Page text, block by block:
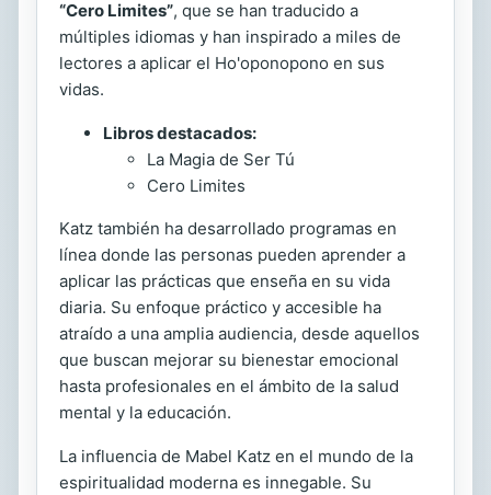
“Cero Limites”, que se han traducido a
múltiples idiomas y han inspirado a miles de
lectores a aplicar el Ho'oponopono en sus
vidas.
Libros destacados:
La Magia de Ser Tú
Cero Limites
Katz también ha desarrollado programas en
línea donde las personas pueden aprender a
aplicar las prácticas que enseña en su vida
diaria. Su enfoque práctico y accesible ha
atraído a una amplia audiencia, desde aquellos
que buscan mejorar su bienestar emocional
hasta profesionales en el ámbito de la salud
mental y la educación.
La influencia de Mabel Katz en el mundo de la
espiritualidad moderna es innegable. Su